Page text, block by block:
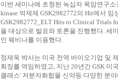
이번 세미나에 초청된 녹십자 목암연구소
kinase 억제제 GSK2982772의 Hit에서 임
GSK2982772_ELT Hits to Clinical Trials
을 대상으로 발표와 토론을 진행했다. 세
인 웨비나를 이용했다.
정재욱 박사는 미국 전역 바이오기업 및
회장를 역임하였고, 지난 20년간 GSK 미
클래스' 저분자화합물 신약등 다양한 분